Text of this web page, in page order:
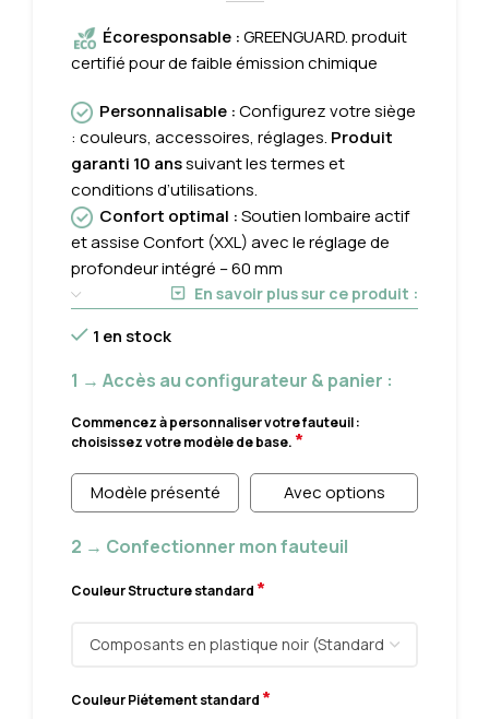
Écoresponsable :GREENGUARD. produit
certifié pour de faible émission chimique
Personnalisable :Configurez votre siège
: couleurs, accessoires, réglages. Produit
garanti 10 anssuivant les termes et
conditions d’utilisations.
Confort optimal :Soutien lombaire actif
et assise Confort (XXL) avec le réglage de
profondeur intégré – 60 mm
En savoir plus sur ce produit :
1 en stock
1 → Accès au configurateur & panier :
Commencez à personnaliser votre fauteuil :
choisissez votre modèle de base. *
Modèle présenté Avec options
2 → Confectionner mon fauteuil
Couleur Structure standard *
Couleur Piétement standard *